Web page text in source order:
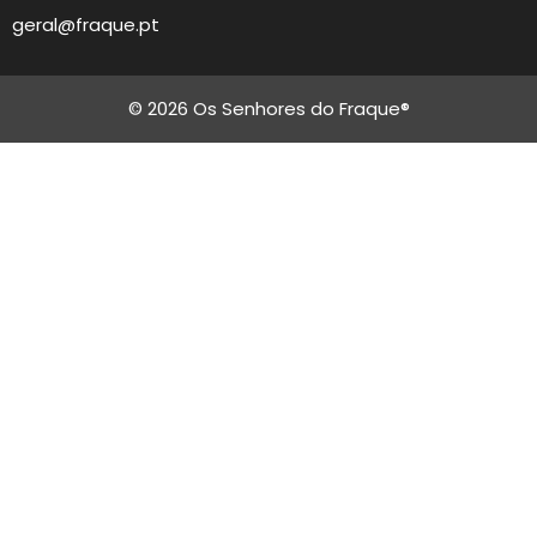
geral@fraque.pt
© 2026 Os Senhores do Fraque®